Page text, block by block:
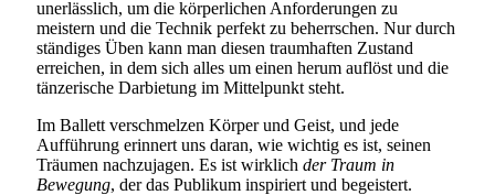
unerlässlich, um die körperlichen Anforderungen zu
meistern und die Technik perfekt zu beherrschen. Nur durch
ständiges Üben kann man diesen traumhaften Zustand
erreichen, in dem sich alles um einen herum auflöst und die
tänzerische Darbietung im Mittelpunkt steht.
Im Ballett verschmelzen Körper und Geist, und jede
Aufführung erinnert uns daran, wie wichtig es ist, seinen
Träumen nachzujagen. Es ist wirklich der Traum in
Bewegung, der das Publikum inspiriert und begeistert.